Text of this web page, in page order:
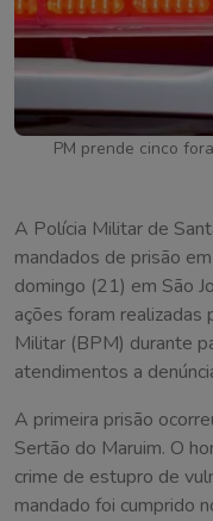
PM prende cinco
A Polícia Militar de
mandados de prisão
domingo (21) em São
ações foram realizadas
Militar (BPM) durante
atendimentos a
A primeira prisão
Sertão do Maruim. O
crime de estupro de
mandado foi cumprido